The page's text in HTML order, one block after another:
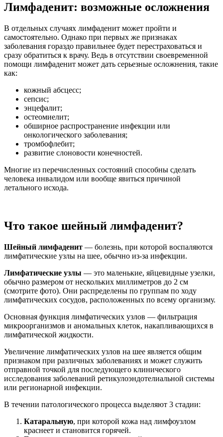
Лимфаденит: возможные осложнения
В отдельных случаях лимфаденит может пройти и
самостоятельно. Однако при первых же признаках
заболевания гораздо правильнее будет перестраховаться и
сразу обратиться к врачу. Ведь в отсутствии своевременной
помощи лимфаденит может дать серьезные осложнения, такие
как:
кожный абсцесс;
сепсис;
энцефалит;
остеомиелит;
обширное распространение инфекции или
онкологического заболевания;
тромбофлебит;
развитие слоновости конечностей.
Многие из перечисленных состояний способны сделать
человека инвалидом или вообще явиться причиной
летального исхода.
Что такое шейный лимфаденит?
Шейный лимфаденит — болезнь, при которой воспаляются
лимфатические узлы на шее, обычно из-за инфекции.
Лимфатические узлы — это маленькие, яйцевидные узелки,
обычно размером от нескольких миллиметров до 2 см
(смотрите фото). Они распределены по группам по ходу
лимфатических сосудов, расположенных по всему организму.
Основная функция лимфатических узлов — фильтрация
микроорганизмов и аномальных клеток, накапливающихся в
лимфатической жидкости.
Увеличение лимфатических узлов на шее является общим
признаком при различных заболеваниях и может служить
отправной точкой для последующего клинического
исследования заболеваний ретикулоэндотелиальной системы
или регионарной инфекции.
В течении патологического процесса выделяют 3 стадии:
Катаральную, при которой кожа над лимфоузлом
краснеет и становится горячей.